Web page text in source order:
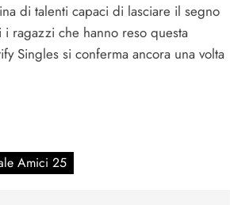
di talenti capaci di lasciare il segno
ragazzi che hanno reso questa
Singles si conferma ancora una volta
Amici 25